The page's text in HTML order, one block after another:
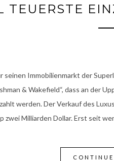
TEUERSTE
seinen Immobilienmarkt der
& Wakefield“, dass an der
werden. Der Verkauf des
zwei Milliarden Dollar. Erst seit